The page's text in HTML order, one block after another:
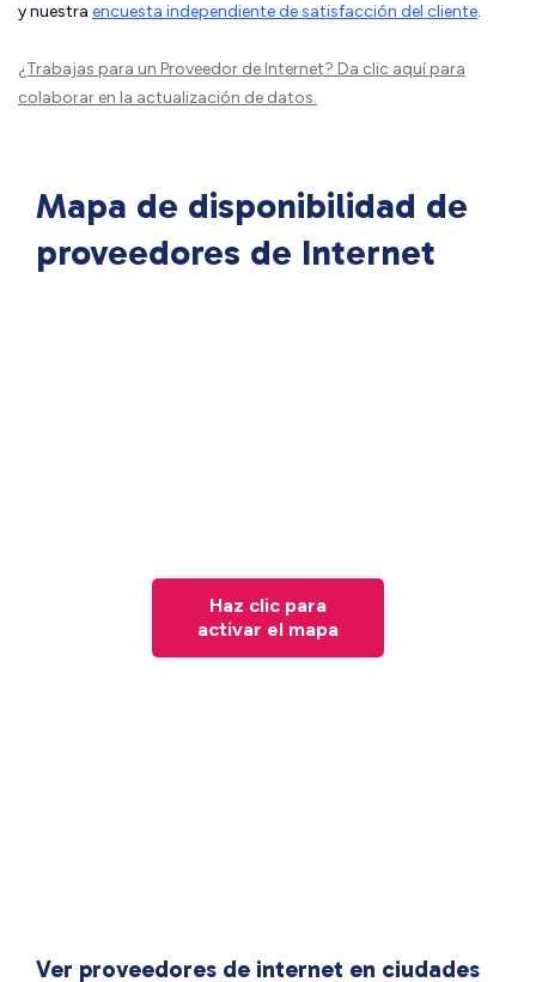
y nuestra encuesta independiente de satisfacción del cliente.
¿Trabajas para un Proveedor de Internet? Da clic aquípara
colaborar en la actualización de datos.
Mapa de disponibilidad de
proveedores de Internet
Haz clic para
activar el mapa
Ver proveedores de internet en ciudades